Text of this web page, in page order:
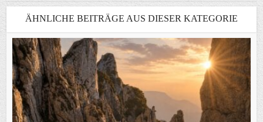
ÄHNLICHE BEITRÄGE AUS DIESER KATEGORIE